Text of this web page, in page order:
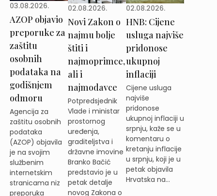
03.08.2026.
AZOP objavio
preporuke za
zaštitu
osobnih
podataka na
godišnjem
odmoru
Agencija za
zaštitu osobnih
podataka
(AZOP) objavila
je na svojim
službenim
internetskim
stranicama niz
preporuka
02.08.2026.
Novi Zakon o
najmu bolje
štiti i
najmoprimce,
ali i
najmodavce
Potpredsjednik
Vlade i ministar
prostornog
uređenja,
graditeljstva i
državne imovine
Branko Bačić
predstavio je u
petak detalje
novog Zakona o
02.08.2026.
HNB: Cijene
usluga najviše
pridonose
ukupnoj
inflaciji
Cijene usluga
najviše
pridonose
ukupnoj inflaciji u
srpnju, kaže se u
komentaru o
kretanju inflacije
u srpnju, koji je u
petak objavila
Hrvatska na...